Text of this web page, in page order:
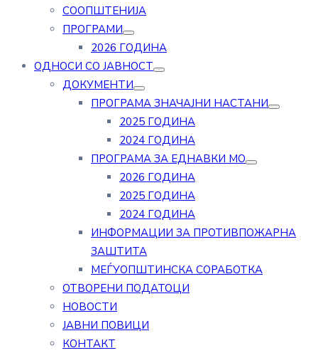
СООПШТЕНИЈА
ПРОГРАМИ
2026 ГОДИНА
ОДНОСИ СО ЈАВНОСТ
ДОКУМЕНТИ
ПРОГРАМА ЗНАЧАЈНИ НАСТАНИ
2025 ГОДИНА
2024 ГОДИНА
ПРОГРАМА ЗА ЕДНАВКИ МО
2026 ГОДИНА
2025 ГОДИНА
2024 ГОДИНА
ИНФОРМАЦИИ ЗА ПРОТИВПОЖАРНА
ЗАШТИТА
МЕЃУОПШТИНСКА СОРАБОТКА
ОТВОРЕНИ ПОДАТОЦИ
НОВОСТИ
ЈАВНИ ПОВИЦИ
КОНТАКТ